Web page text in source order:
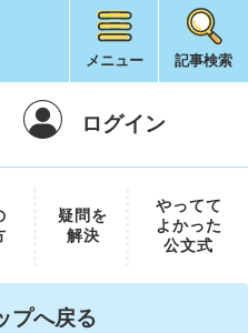
メニュー 記事検索
ログイン
疑問を
解決
やってて
よかった
公文式
プへ戻る